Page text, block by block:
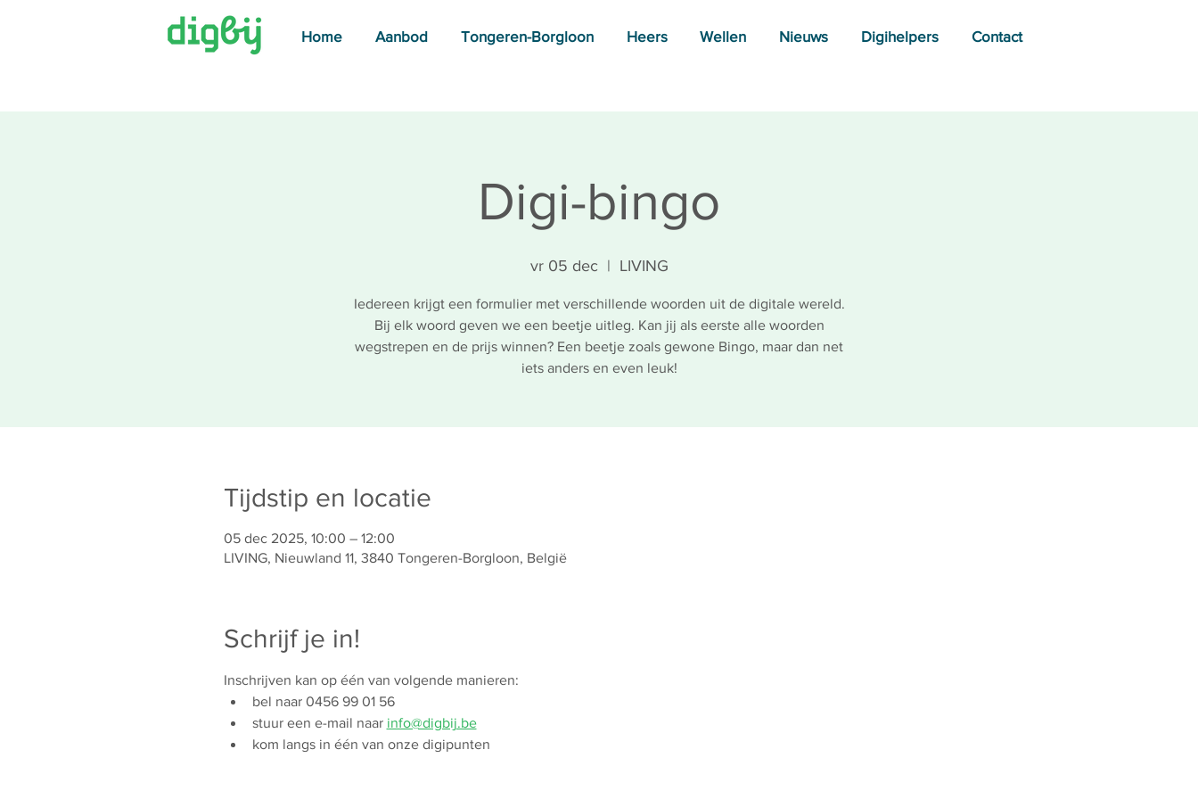
Home Aanbod Tongeren-Borgloon Heers Wellen Nieuws Digihelpers Contact
Digi-bingo
vr 05 dec
  |
LIVING
Iedereen krijgt een formulier met verschillende woorden uit de digitale wereld.
Bij elk woord geven we een beetje uitleg. Kan jij als eerste alle woorden
wegstrepen en de prijs winnen? Een beetje zoals gewone Bingo, maar dan net
iets anders en even leuk!
Tijdstip en locatie
05 dec 2025, 10:00 – 12:00
LIVING, Nieuwland 11, 3840 Tongeren-Borgloon, België
Schrijf je in!
Inschrijven kan op één van volgende manieren:
bel naar 0456 99 01 56
stuur een e-mail naar info@digbij.be
kom langs in één van onze digipunten